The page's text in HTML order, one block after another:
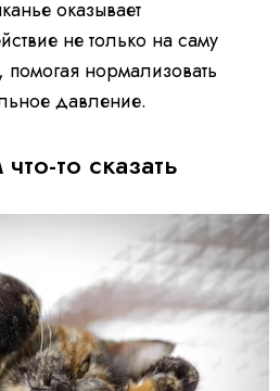
оказывает
не только на саму
нормализовать
давление.
то сказать